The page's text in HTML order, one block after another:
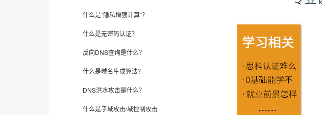
什么是“隐私增强计算”？
什么是无密码认证？
反向DNS查询是什么？
什么是域名生成算法？
DNS洪水攻击是什么？
什么是子域攻击/域控制攻击